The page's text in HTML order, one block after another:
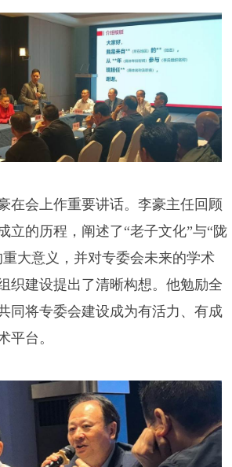
在会上作重要讲话。李豪主任回顾
立的历程，阐述了“老子文化”与“陇
大意义，并对专委会未来的学术
织建设提出了清晰构想。他勉励全
同将专委会建设成为有活力、有成
平台。